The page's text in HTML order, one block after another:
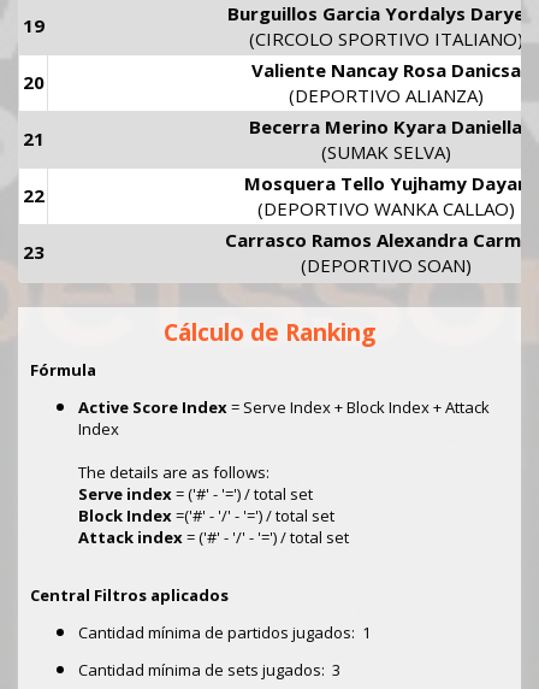
19
Burguillos Garcia Yordalys
(CIRCOLO SPORTIVO ITALIANO)
20
Valiente Nancay Rosa Danicsa
(DEPORTIVO ALIANZA)
21
Becerra Merino Kyara Daniella
(SUMAK SELVA)
22
Mosquera Tello Yujhamy Dayan
(DEPORTIVO WANKA CALLAO)
23
Carrasco Ramos Alexandra
(DEPORTIVO SOAN)
Cálculo de Ranking
Fórmula
Active Score Index= Serve Index + Block Index + Attack
Index
The details are as follows:
Serve index= ('#' - '=') / total set
Block Index=('#' - '/' - '=') / total set
Attack index= ('#' - '/' - '=') / total set
Central Filtros aplicados
Cantidad mínima de partidos jugados: 1
Cantidad mínima de sets jugados: 3